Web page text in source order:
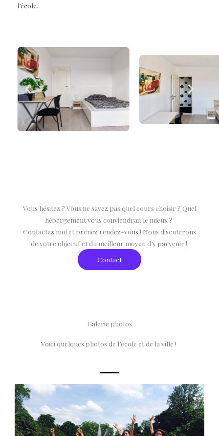
l’école.
Vous hésitez ? Vous ne savez pas quel cours choisir ? Quel
hébergement vous conviendrait le mieux ?
Contactez moi et prenez rendez-vous ! Nous discuterons
de votre objectif et du meilleur moyen d’y parvenir !
Contact
Galerie photos
Voici quelques photos de l’école et de la ville !